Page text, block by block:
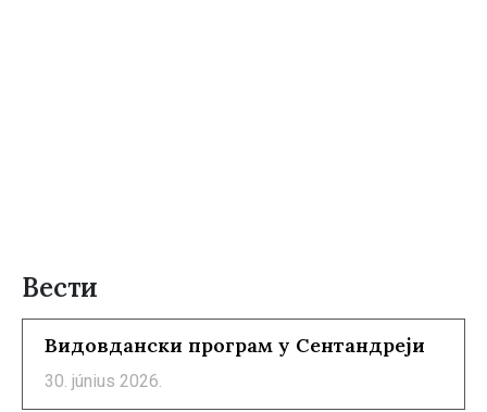
Вести
Видовдански програм у Сентандреји
30. június 2026.